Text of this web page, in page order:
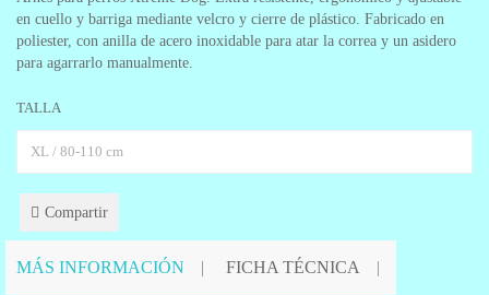
en cuello y barriga mediante velcro y cierre de plástico. Fabricado en
poliester, con anilla de acero inoxidable para atar la correa y un asidero
para agarrarlo manualmente.
TALLA
Compartir
MÁS INFORMACIÓN FICHA TÉCNICA